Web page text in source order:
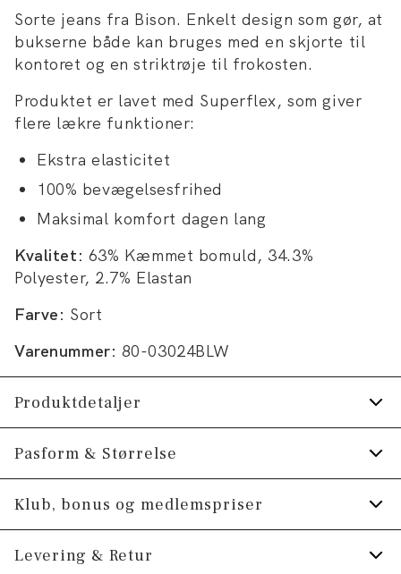
Sorte jeans fra Bison. Enkelt design som gør, at
bukserne både kan bruges med en skjorte til
kontoret og en striktrøje til frokosten.
Produktet er lavet med Superflex, som giver
flere lækre funktioner:
Ekstra elasticitet
100% bevægelsesfrihed
Maksimal komfort dagen lang
Kvalitet: 63% Kæmmet bomuld, 34.3%
Polyester, 2.7% Elastan
Farve: Sort
Varenummer: 80-03024BLW
Produktdetaljer
Mærke med logo på linningen.
Jeansene har gylp med lynlås.
Lavet med Superflex, der giver ekstra
elasticitet og komfort.
Der er to lommer, samt en møntlomme, foran
Pasform & Størrelse
Fit:Tapered fit
smallere over lår og ned ad benet
Klub, bonus og medlemspriser
Tilmeld dig Klub Tøjeksperten helt gratis.
Levering & Retur